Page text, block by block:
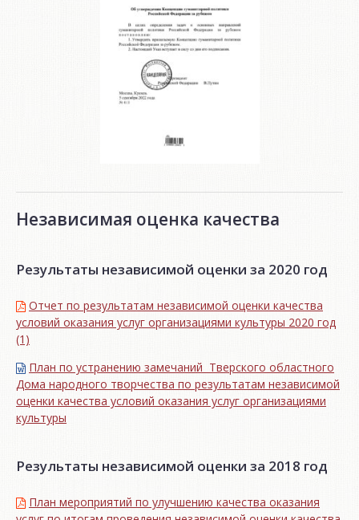
Независимая оценка качества
Результаты независимой оценки за 2020 год
Отчет по результатам независимой оценки качества
условий оказания услуг организациями культуры 2020 год
(1)
План по устранению замечаний Тверского областного
Дома народного творчества по результатам независимой
оценки качества условий оказания услуг организациями
культуры
Результаты независимой оценки за 2018 год
План мероприятий по улучшению качества оказания